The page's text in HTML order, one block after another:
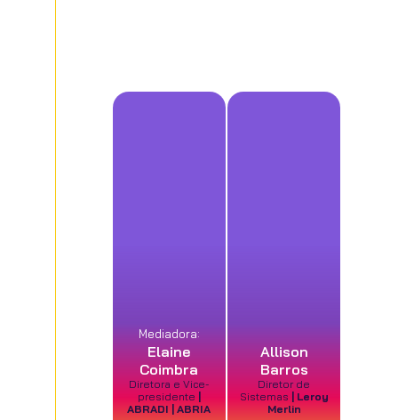
Mediadora:
Elaine
Coimbra
Diretora e Vice-
presidente
ABRADI | ABRIA
Allison
Barros
Diretor de
Sistemas
| Leroy
Merlin